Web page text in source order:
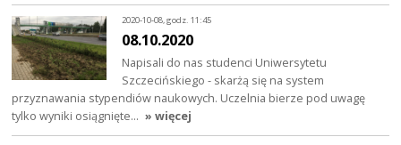
2020-10-08, godz. 11:45
08.10.2020
Napisali do nas studenci Uniwersytetu
Szczecińskiego - skarżą się na system
przyznawania stypendiów naukowych. Uczelnia bierze pod uwagę
tylko wyniki osiągnięte… » więcej